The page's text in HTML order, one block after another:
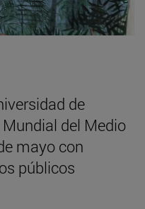
de
del Medio
mayo con
públicos